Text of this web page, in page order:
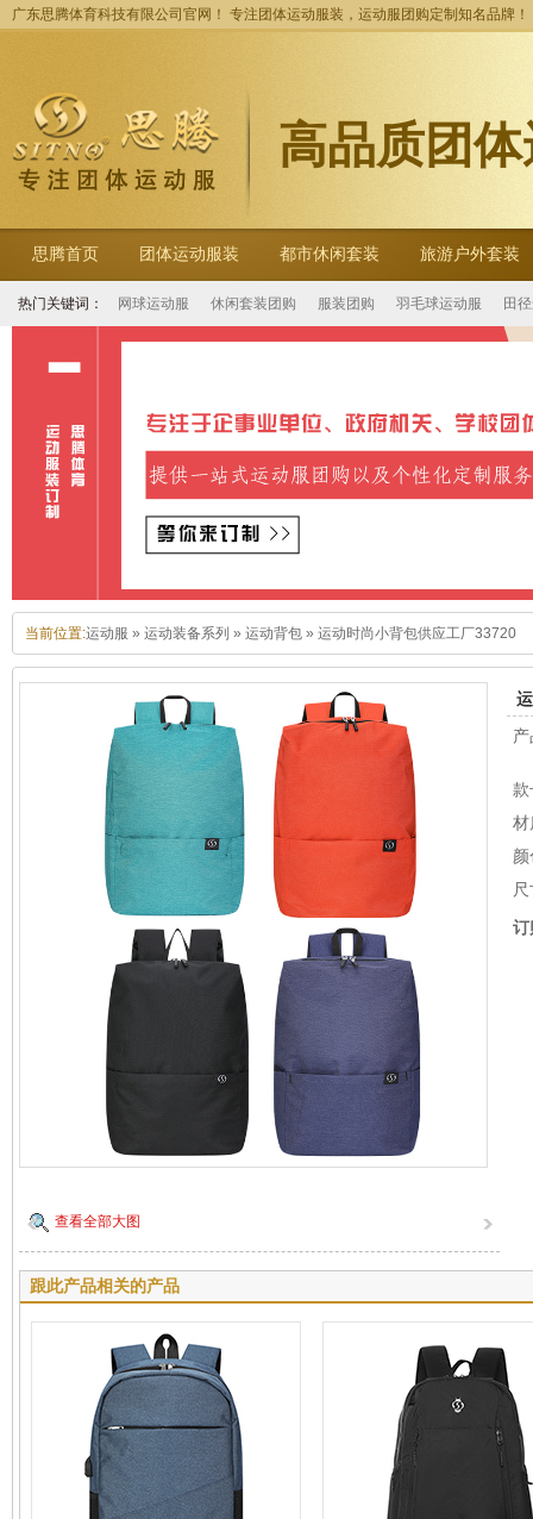
广东思腾体育科技有限公司官网！ 专注团体运动服装，运动服团购定制知名品牌！
高品质团
思腾首页 团体运动服装 都市休闲套装 旅游户外套装
热门关键词： 网球运动服 休闲套装团购 服装团购 羽毛球运动服 田
当前位置:运动服 » 运动装备系列 » 运动背包 » 运动时尚小背包供应工厂33720
查看全部大图
款
材
订
跟此产品相关的产品